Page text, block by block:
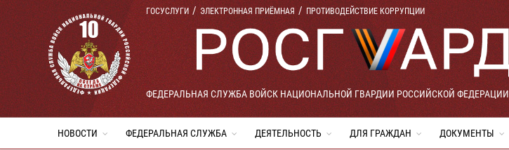
ГОСУСЛУГИ ЭЛЕКТРОННАЯ ПРИЁМНАЯ ПРОТИВОДЕЙСТВИЕ КОРРУПЦИИ
ФЕДЕРАЛЬНАЯ СЛУЖБА ВОЙСК НАЦИОНАЛЬНОЙ ГВАРДИИ РОССИЙСКОЙ ФЕДЕРАЦИИ
НОВОСТИ ФЕДЕРАЛЬНАЯ СЛУЖБА ДЕЯТЕЛЬНОСТЬ ДЛЯ ГРАЖДАН ДОКУМЕНТЫ